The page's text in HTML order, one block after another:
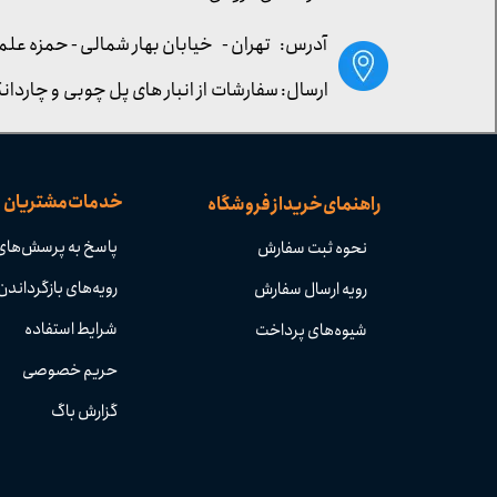
راهنمای خرید از فروشگاه
نحوه ثبت سفارش
رویه ارسال سفارش
شیوه‌های پرداخت
خدمات مشتریان
پاسخ به
رویه‌های
شرایط استفاده
حریم خصوصی
گزارش باگ
آدرس: تهران - خیابان بهار شمالی - حمزه
ارسال: سفارشات از انبار های پل چوبی و